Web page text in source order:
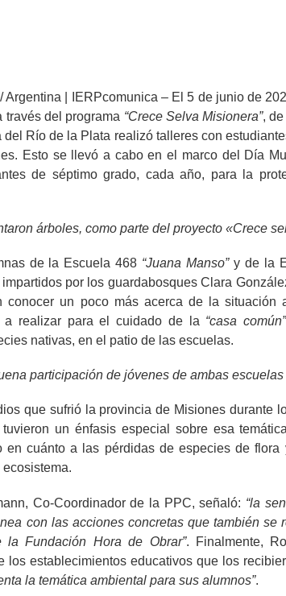
| IERPcomunica – El 5 de junio de
del programa “Crece Selva Misionera”,
Río de la Plata realizó talleres con
Esto se llevó a cabo en el marco del Día
de séptimo grado, cada año, para la
árboles, como parte del proyecto «Crece
de la Escuela 468 “Juana Manso”y de la
por los guardabosques Clara
conocer un poco más acerca de la situación
a realizar para el cuidado de la “casa común”
nativas, en el patio de las escuelas.
participación de jóvenes de ambas
que sufrió la provincia de Misiones durante
un énfasis especial sobre esa
en cuánto a las pérdidas de especies de
Co-Coordinador de la PPC, señaló: “la
con las acciones concretas que también se
Fundación Hora de Obrar”. Finalmente,
los establecimientos educativos que los
la temática ambiental para sus alumnos”.